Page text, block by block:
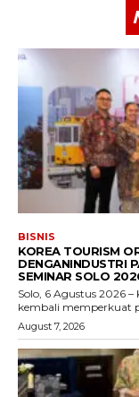
BISNIS
KOREA TOURISM
DENGANINDUSTRI
SEMINAR SOLO
Solo, 6 Agustus 2026
kembali memperkuat
August 7, 2026